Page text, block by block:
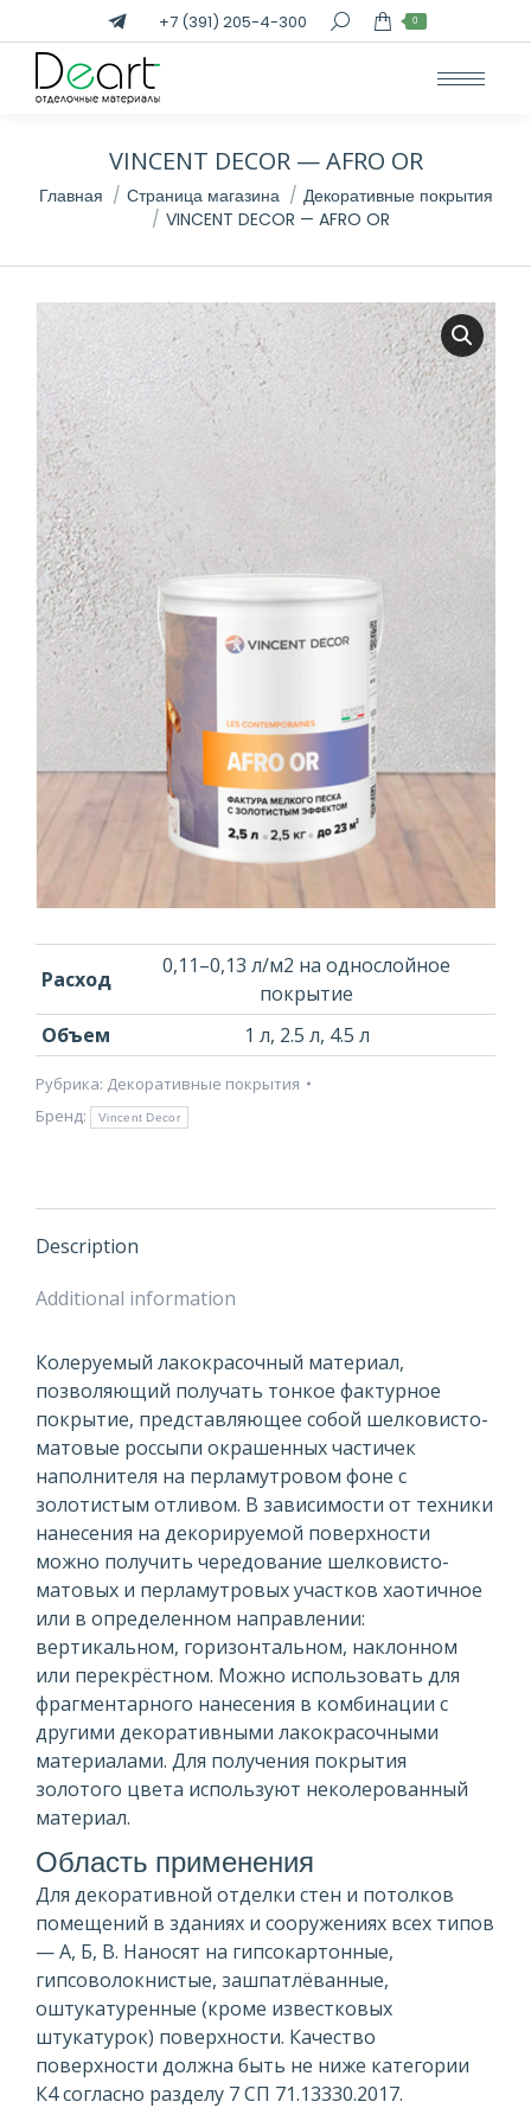
+7 (391) 205-4-300 Поиск: 0
VINCENT DECOR — AFRO OR
Вы здесь:
Главная Страница магазина
Декоративные покрытия
VINCENT DECOR — AFRO OR
Расход
0,11–0,13 л/м2 на однослойное
покрытие
Объем
1 л, 2.5 л, 4.5 л
Рубрика: Декоративные покрытия
Бренд:
Vincent Decor
Description
Additional information
Колеруемый лакокрасочный материал,
позволяющий получать тонкое фактурное
покрытие, представляющее собой шелковисто-
матовые россыпи окрашенных частичек
наполнителя на перламутровом фоне с
золотистым отливом. В зависимости от техники
нанесения на декорируемой поверхности
можно получить чередование шелковисто-
матовых и перламутровых участков хаотичное
или в определенном направлении:
вертикальном, горизонтальном, наклонном
или перекрёстном. Можно использовать для
фрагментарного нанесения в комбинации с
другими декоративными лакокрасочными
материалами. Для получения покрытия
золотого цвета используют неколерованный
материал.
Область применения
Для декоративной отделки стен и потолков
помещений в зданиях и сооружениях всех типов
— А, Б, В. Наносят на гипсокартонные,
гипсоволокнистые, зашпатлёванные,
оштукатуренные (кроме известковых
штукатурок) поверхности. Качество
поверхности должна быть не ниже категории
К4 согласно разделу 7 СП 71.13330.2017.